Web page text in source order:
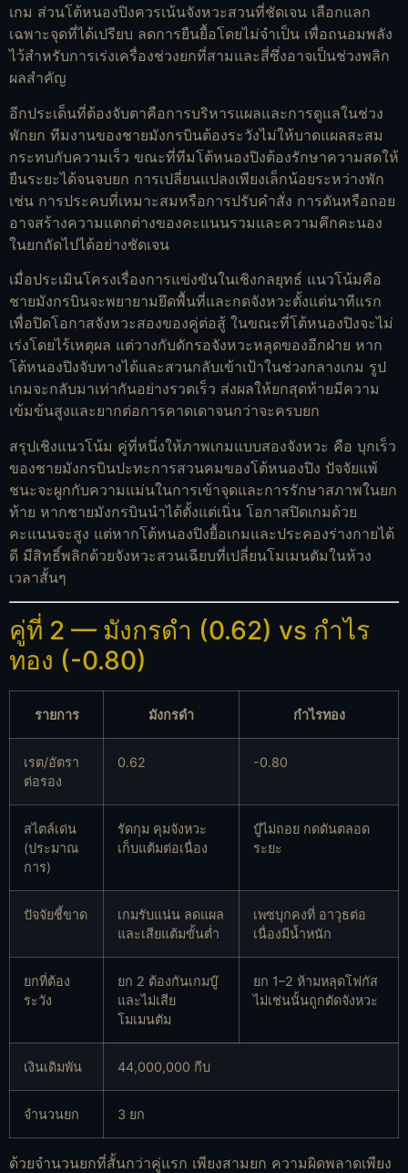
เกม ส่วนโต้หนองปิงควรเน้นจังหวะสวนที่ชัดเจน เลือกแลก
เฉพาะจุดที่ได้เปรียบ ลดการยืนยื้อโดยไม่จำเป็น เพื่อถนอมพลัง
ไว้สำหรับการเร่งเครื่องช่วงยกที่สามและสี่ซึ่งอาจเป็นช่วงพลิก
ผลสำคัญ
อีกประเด็นที่ต้องจับตาคือการบริหารแผลและการดูแลในช่วง
พักยก ทีมงานของชายมังกรบินต้องระวังไม่ให้บาดแผลสะสม
กระทบกับความเร็ว ขณะที่ทีมโต้หนองปิงต้องรักษาความสดให้
ยืนระยะได้จนจบยก การเปลี่ยนแปลงเพียงเล็กน้อยระหว่างพัก
เช่น การประคบที่เหมาะสมหรือการปรับคำสั่ง การดันหรือถอย
อาจสร้างความแตกต่างของคะแนนรวมและความคึกคะนอง
ในยกถัดไปได้อย่างชัดเจน
เมื่อประเมินโครงเรื่องการแข่งขันในเชิงกลยุทธ์ แนวโน้มคือ
ชายมังกรบินจะพยายามยึดพื้นที่และกดจังหวะตั้งแต่นาทีแรก
เพื่อปิดโอกาสจังหวะสองของคู่ต่อสู้ ในขณะที่โต้หนองปิงจะไม่
เร่งโดยไร้เหตุผล แต่วางกับดักรอจังหวะหลุดของอีกฝ่าย หาก
โต้หนองปิงจับทางได้และสวนกลับเข้าเป้าในช่วงกลางเกม รูป
เกมจะกลับมาเท่ากันอย่างรวดเร็ว ส่งผลให้ยกสุดท้ายมีความ
เข้มข้นสูงและยากต่อการคาดเดาจนกว่าจะครบยก
สรุปเชิงแนวโน้ม คู่ที่หนึ่งให้ภาพเกมแบบสองจังหวะ คือ บุกเร็ว
ของชายมังกรบินปะทะการสวนคมของโต้หนองปิง ปัจจัยแพ้
ชนะจะผูกกับความแม่นในการเข้าจุดและการรักษาสภาพในยก
ท้าย หากชายมังกรบินนำได้ตั้งแต่เนิ่น โอกาสปิดเกมด้วย
คะแนนจะสูง แต่หากโต้หนองปิงยื้อเกมและประคองร่างกายได้
ดี มีสิทธิ์พลิกด้วยจังหวะสวนเฉียบที่เปลี่ยนโมเมนตัมในห้วง
เวลาสั้นๆ
คู่ที่ 2 — มังกรดำ (0.62) vs กำไร
ทอง (-0.80)
รายการ มังกรดำ กำไรทอง
เรต/อัตรา
ต่อรอง
0.62 -0.80
สไตล์เด่น
(ประมาณ
การ)
รัดกุม คุมจังหวะ
เก็บแต้มต่อเนื่อง
บู๊ไม่ถอย กดดันตลอด
ระยะ
ปัจจัยชี้ขาด
เกมรับแน่น ลดแผล
และเสียแต้มขั้นต่ำ
เพซบุกคงที่ อาวุธต่อ
เนื่องมีน้ำหนัก
ยกที่ต้อง
ระวัง
ยก 2 ต้องกันเกมบู๊
และไม่เสีย
โมเมนตัม
ยก 1–2 ห้ามหลุดโฟกัส
ไม่เช่นนั้นถูกตัดจังหวะ
เงินเดิมพัน 44,000,000 กีบ
จำนวนยก 3 ยก
ด้วยจำนวนยกที่สั้นกว่าคู่แรก เพียงสามยก ความผิดพลาดเพียง